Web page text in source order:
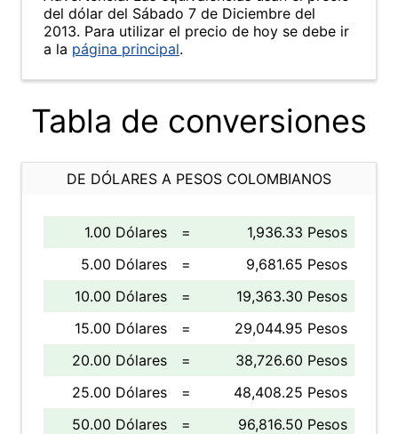
del dólar del Sábado 7 de Diciembre del
2013. Para utilizar el precio de hoy se debe ir
a la página principal.
Tabla de conversiones
DE DÓLARES A PESOS COLOMBIANOS
1.00 Dólares =
1,936.33 Pesos
5.00 Dólares
=
9,681.65 Pesos
10.00 Dólares
=
19,363.30 Pesos
15.00 Dólares
=
29,044.95 Pesos
20.00 Dólares
=
38,726.60 Pesos
25.00 Dólares
=
48,408.25 Pesos
50.00 Dólares
=
96,816.50 Pesos